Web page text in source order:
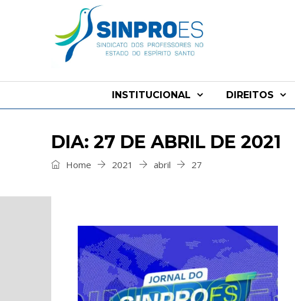
INSTITUCIONAL DIREITOS
DIA: 27 DE ABRIL DE 2021
Home 2021 abril 27